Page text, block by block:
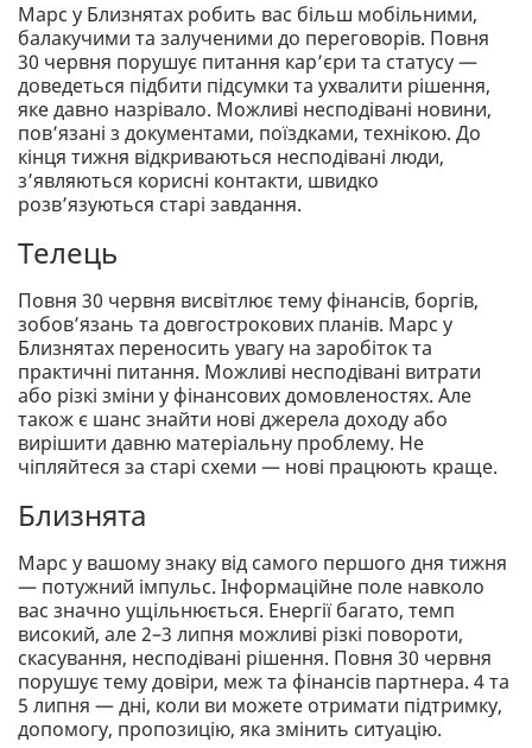
Марс у Близнятах робить вас більш мобільними,
балакучими та залученими до переговорів. Повня
30 червня порушує питання кар’єри та статусу —
доведеться підбити підсумки та ухвалити рішення,
яке давно назрівало. Можливі несподівані новини,
пов’язані з документами, поїздками, технікою. До
кінця тижня відкриваються несподівані люди,
з’являються корисні контакти, швидко
розв’язуються старі завдання.
Телець
Повня 30 червня висвітлює тему фінансів, боргів,
зобов’язань та довгострокових планів. Марс у
Близнятах переносить увагу на заробіток та
практичні питання. Можливі несподівані витрати
або різкі зміни у фінансових домовленостях. Але
також є шанс знайти нові джерела доходу або
вирішити давню матеріальну проблему. Не
чіпляйтеся за старі схеми — нові працюють краще.
Близнята
Марс у вашому знаку від самого першого дня тижня
— потужний імпульс. Інформаційне поле навколо
вас значно ущільнюється. Енергії багато, темп
високий, але 2–3 липня можливі різкі повороти,
скасування, несподівані рішення. Повня 30 червня
порушує тему довіри, меж та фінансів партнера. 4 та
5 липня — дні, коли ви можете отримати підтримку,
допомогу, пропозицію, яка змінить ситуацію.